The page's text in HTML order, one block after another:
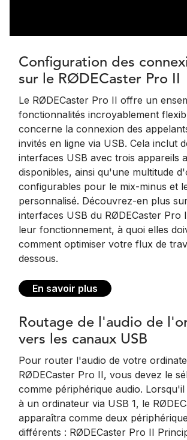
Configuration des
sur le RØDECaster Pro II
Le RØDECaster Pro II offre un
fonctionnalités incroyablement
concerne la connexion des
invités en ligne via USB. Cela inclut
interfaces USB avec trois appareils
disponibles, ainsi qu'une multitude
configurables pour le mix-minus et
personnalisé. Découvrez-en plus
interfaces USB du RØDECaster Pro
leur fonctionnement, à quoi elles
comment optimiser votre flux de
dessous.
En savoir plus
Routage de l'audio de
vers les canaux USB
Pour router l'audio de votre
RØDECaster Pro II, vous devez le
comme périphérique audio.
à un ordinateur via USB 1, le
apparaîtra comme deux
différents : RØDECaster Pro II